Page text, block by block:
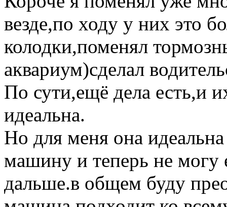
везде,по ходу у них это
колодки,поменял
аквариум)сделал
По сути,ещё дела есть,и
идеальна.
Но для меня она
машину и теперь не могу
дальше.в общем буду